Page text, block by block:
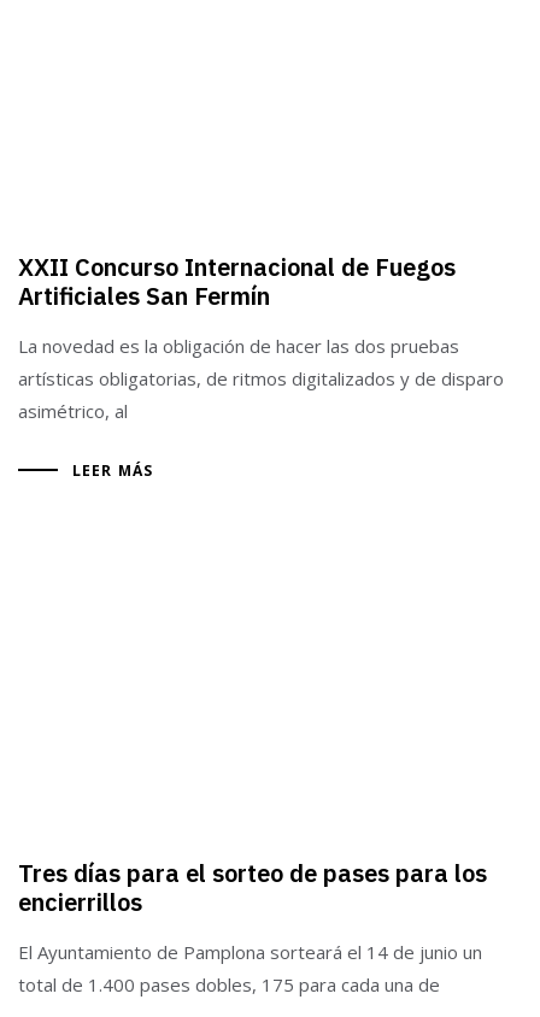
XXII Concurso Internacional de Fuegos
Artificiales San Fermín
La novedad es la obligación de hacer las dos pruebas
artísticas obligatorias, de ritmos digitalizados y de disparo
asimétrico, al
LEER MÁS
Tres días para el sorteo de pases para los
encierrillos
El Ayuntamiento de Pamplona sorteará el 14 de junio un
total de 1.400 pases dobles, 175 para cada una de